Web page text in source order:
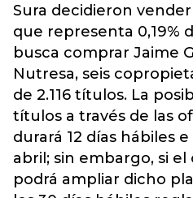
Sura decidieron
que representa 0,19%
busca comprar Jaime
Nutresa, seis
de 2.116 títulos. La
títulos a través de las
durará 12 días hábiles
abril; sin embargo, si
podrá ampliar dicho